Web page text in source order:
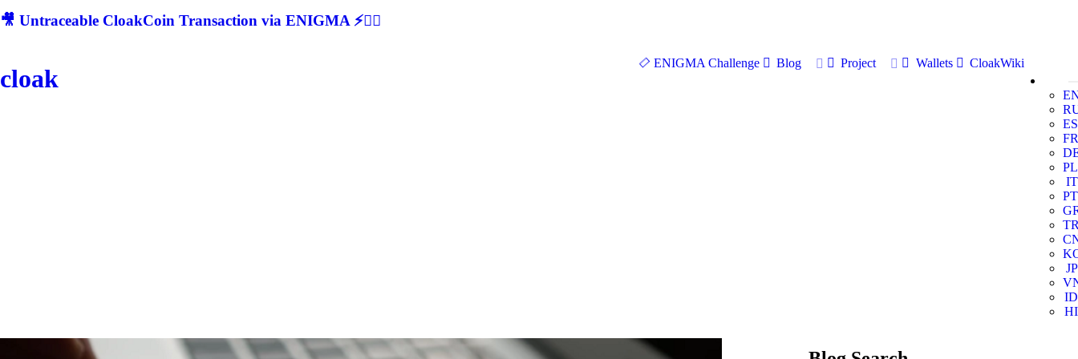
🎥 Untraceable CloakCoin Transaction via ENIGMA ⚡🕵‍♂
cloak
ENIGMA Challenge Blog Project Wallets
CloakWiki
ES
FR
PL
IT
PT
JP
ID
HI